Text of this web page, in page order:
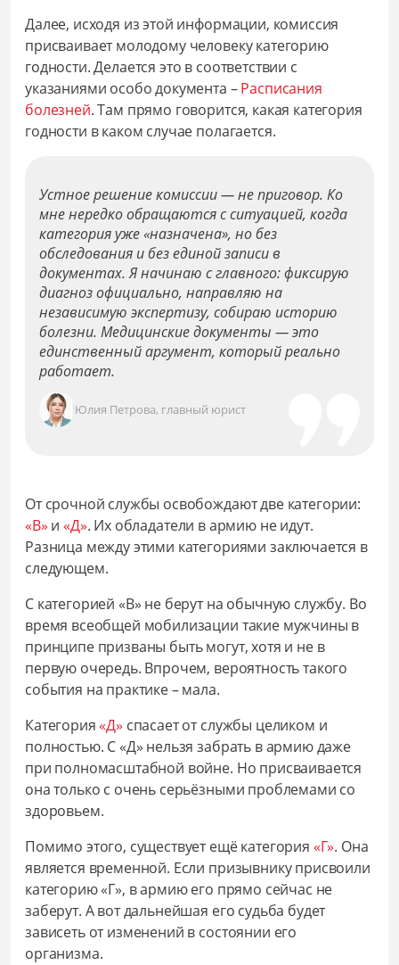
Далее, исходя из этой информации, комиссия
присваивает молодому человеку категорию
годности. Делается это в соответствии с
указаниями особо документа –Расписания
болезней. Там прямо говорится, какая категория
годности в каком случае полагается.
Устное решение комиссии — не приговор. Ко
мне нередко обращаются с ситуацией, когда
категория уже «назначена», но без
обследования и без единой записи в
документах. Я начинаю с главного: фиксирую
диагноз официально, направляю на
независимую экспертизу, собираю историю
болезни. Медицинские документы — это
единственный аргумент, который реально
работает.
Юлия Петрова, главный юрист
От срочной службы освобождают две категории:
«В» и «Д». Их обладатели в армию не идут.
Разница между этими категориями заключается в
следующем.
С категорией «В» не берут на обычную службу. Во
время всеобщей мобилизации такие мужчины в
принципе призваны быть могут, хотя и не в
первую очередь. Впрочем, вероятность такого
события на практике – мала.
Категория «Д» спасает от службы целиком и
полностью. С «Д» нельзя забрать в армию даже
при полномасштабной войне. Но присваивается
она только с очень серьёзными проблемами со
здоровьем.
Помимо этого, существует ещё категория «Г». Она
является временной. Если призывнику присвоили
категорию «Г», в армию его прямо сейчас не
заберут. А вот дальнейшая его судьба будет
зависеть от изменений в состоянии его
организма.